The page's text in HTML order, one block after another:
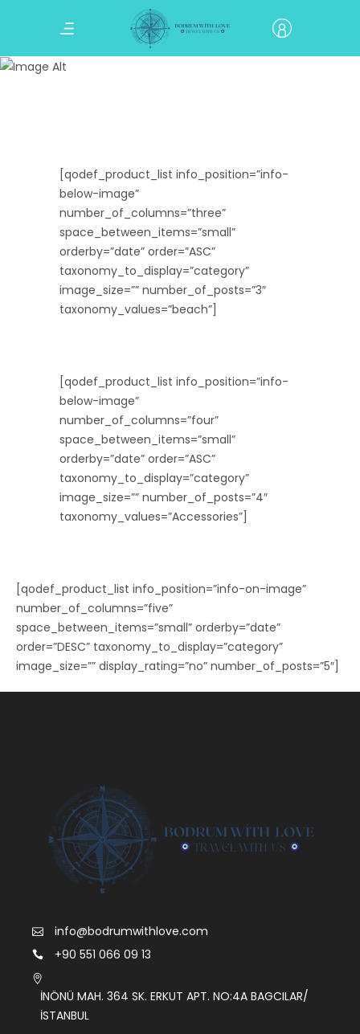
Shop List
[qodef_product_list info_position=”info-
below-image”
number_of_columns=”three”
space_between_items=”small”
orderby=”date” order=”ASC”
taxonomy_to_display=”category”
image_size=”” number_of_posts=”3″
taxonomy_values=”beach”]
[qodef_product_list info_position=”info-
below-image”
number_of_columns=”four”
space_between_items=”small”
orderby=”date” order=”ASC”
taxonomy_to_display=”category”
image_size=”” number_of_posts=”4″
taxonomy_values=”Accessories”]
[qodef_product_list info_position=”info-on-image”
number_of_columns=”five”
space_between_items=”small” orderby=”date”
order=”DESC” taxonomy_to_display=”category”
image_size=”” display_rating=”no” number_of_posts=”5″]
info@bodrumwithlove.com
+90 551 066 09 13
İNÖNÜ MAH. 364 SK. ERKUT APT. NO:4A BAGCILAR/
İSTANBUL